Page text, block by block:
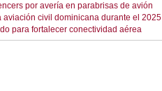
por avería en parabrisas de avión
civil dominicana durante el 2025
para fortalecer conectividad aérea